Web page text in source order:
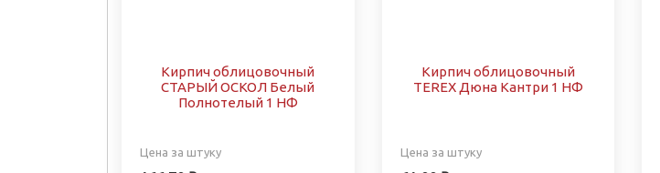
Кирпич облицовочный
СТАРЫЙ ОСКОЛ Белый
Полнотелый 1 НФ
Цена за штуку
Кирпич облицовочный
TEREX Дюна Кантри 1 НФ
Цена за штуку